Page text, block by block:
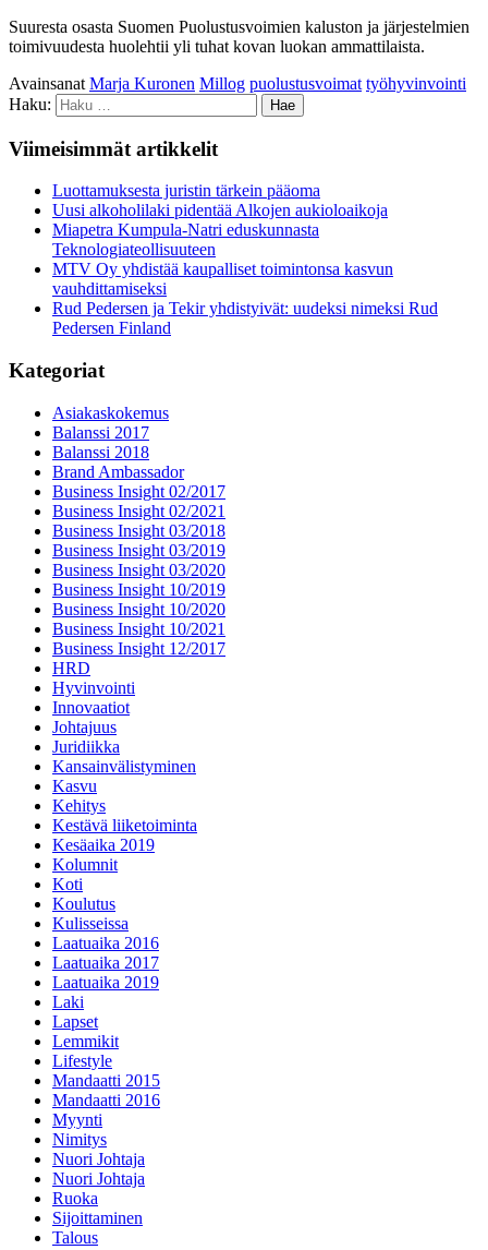
Suuresta osasta Suomen Puolustusvoimien kaluston ja järjestelmien
toimivuudesta huolehtii yli tuhat kovan luokan ammattilaista.
Avainsanat Marja Kuronen Millog puolustusvoimat työhyvinvointi
Haku:
Viimeisimmät artikkelit
Luottamuksesta juristin tärkein pääoma
Uusi alkoholilaki pidentää Alkojen aukioloaikoja
Miapetra Kumpula-Natri eduskunnasta
Teknologiateollisuuteen
MTV Oy yhdistää kaupalliset toimintonsa kasvun
vauhdittamiseksi
Rud Pedersen ja Tekir yhdistyivät: uudeksi nimeksi Rud
Pedersen Finland
Kategoriat
Asiakaskokemus
Balanssi 2017
Balanssi 2018
Brand Ambassador
Business Insight 02/2017
Business Insight 02/2021
Business Insight 03/2018
Business Insight 03/2019
Business Insight 03/2020
Business Insight 10/2019
Business Insight 10/2020
Business Insight 10/2021
Business Insight 12/2017
HRD
Hyvinvointi
Innovaatiot
Johtajuus
Juridiikka
Kansainvälistyminen
Kasvu
Kehitys
Kestävä liiketoiminta
Kesäaika 2019
Kolumnit
Koti
Koulutus
Kulisseissa
Laatuaika 2016
Laatuaika 2017
Laatuaika 2019
Laki
Lapset
Lemmikit
Lifestyle
Mandaatti 2015
Mandaatti 2016
Myynti
Nimitys
Nuori Johtaja
Nuori Johtaja
Ruoka
Sijoittaminen
Talous